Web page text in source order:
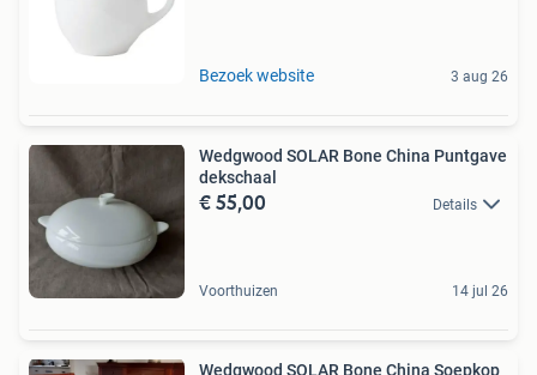
Bezoek website 3 aug 26
Wedgwood SOLAR Bone China Puntgave
dekschaal
€ 55,00 Details
Voorthuizen 14 jul 26
Wedgwood SOLAR Bone China Soepkop